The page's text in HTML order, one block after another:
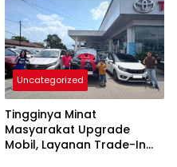
Uncategorized
Tingginya Minat
Masyarakat Upgrade
Mobil, Layanan Trade-In